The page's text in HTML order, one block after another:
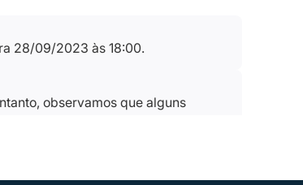
28/09/2023 às 18:00.
observamos que alguns